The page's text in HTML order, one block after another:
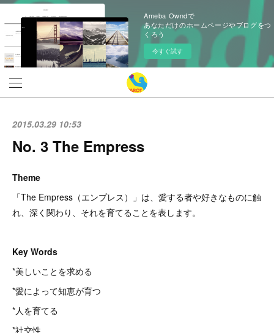
Ameba Owndで
あなただけのホームページやブログをつ
くろう
今すぐ試す
2015.03.29 10:53
No. 3 The Empress
Theme
「The Empress（エンプレス）」は、愛する者や好きなものに触
れ、深く関わり、それを育てることを表します。
Key Words
*美しいことを求める
*愛によって知恵が育つ
*人を育てる
*社交性